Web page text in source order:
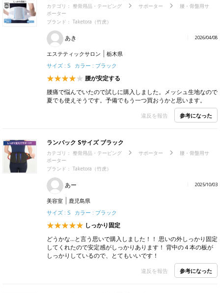
カテゴリ： 整骨用品・テーピング サポーター
腰・骨盤用サ
ポーター
ブランド： Taketora（竹虎）
あき 2026/04/08
エステティックサロン
栃木県
サイズ : S カラー : ブラック
腰が安定する
腰痛で悩んでいたので試しに購入しました。メッシュ生地なので
夏でも使えそうです。予備でもう一つ買おうかと思います。
違反を報告 参考になった
ランバック Sサイズ ブラック
カテゴリ： 整骨用品・テーピング サポーター
腰・骨盤用サ
ポーター
ブランド： Taketora（竹虎）
あー 2025/10/03
美容室
鹿児島県
サイズ : S カラー : ブラック
しっかり固定
どうかな…と言う思いで購入しました！！ 思いの外しっかり固定
してくれたので安定感がしっかりあります！ 背中の４本の板が
しっかりしているので、とてもいいです！
違反を報告 参考になった